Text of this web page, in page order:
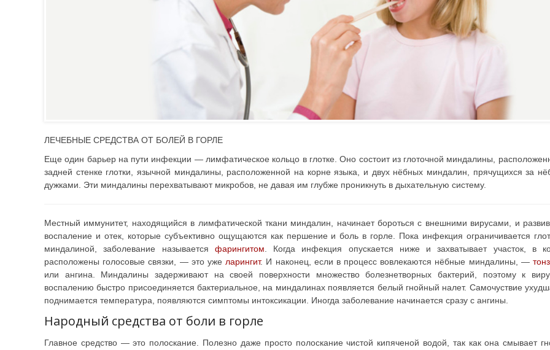
ЛЕЧЕБНЫЕ СРЕДСТВА ОТ БОЛЕЙ В ГОРЛЕ
Еще один барьер на пути инфекции — лимфатическое кольцо в глотке. Оно состоит из глоточной миндалины,
задней стенке глотки, язычной миндалины, расположенной на корне языка, и двух нёбных миндалин, прячущихся за
дужками. Эти миндалины перехватывают микробов, не давая им глубже проникнуть в дыхательную систему.
Местный иммунитет, находящийся в лимфатической ткани миндалин, начинает бороться с внешними вирусами, и
воспаление и отек, которые субъективно ощущаются как першение и боль в горле. Пока инфекция ограничивается
миндалиной, заболевание называется фарингитом. Когда инфекция опускается ниже и захватывает участок, в
расположены голосовые связки, — это ужеларингит. И наконец, если в процесс вовлекаются нёбные миндалины, —
или ангина. Миндалины задерживают на своей поверхности множество болезнетворных бактерий, поэтому к
воспалению быстро присоединяется бактериальное, на миндалинах появляется белый гнойный налет. Самочуствие
поднимается температура, появляются симптомы интоксикации. Иногда заболевание начинается сразу с ангины.
Народный средства от боли в горле
Главное средство — это полоскание. Полезно даже просто полоскание чистой кипяченой водой, так как она смывает